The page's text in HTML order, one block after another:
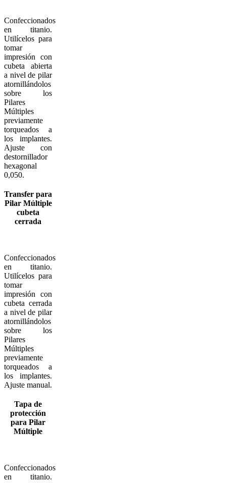
Confeccionados
en titanio.
Utilícelos para
tomar
impresión con
cubeta abierta
a nivel de pilar
atornillándolos
sobre los
Pilares
Múltiples
previamente
torqueados a
los implantes.
Ajuste con
destornillador
hexagonal
0,050.
Transfer para
Pilar Múltiple
cubeta
cerrada
Confeccionados
en titanio.
Utilícelos para
tomar
impresión con
cubeta cerrada
a nivel de pilar
atornillándolos
sobre los
Pilares
Múltiples
previamente
torqueados a
los implantes.
Ajuste manual.
Tapa de
protección
para Pilar
Múltiple
Confeccionados
en titanio.